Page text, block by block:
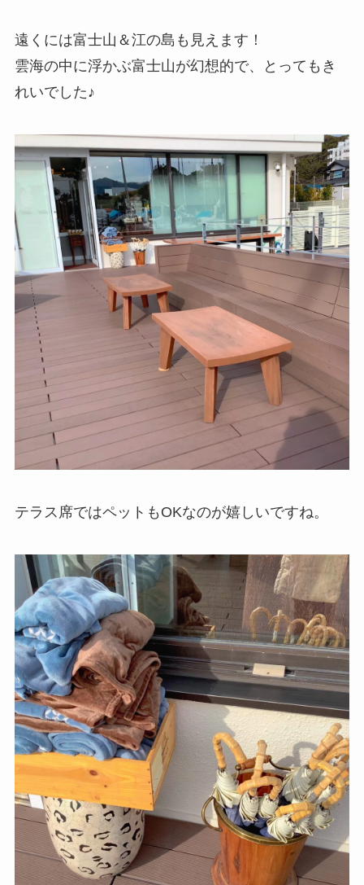
遠くには富士山＆江の島も見えます！
雲海の中に浮かぶ富士山が幻想的で、とってもき
れいでした♪
テラス席ではペットもOKなのが嬉しいですね。